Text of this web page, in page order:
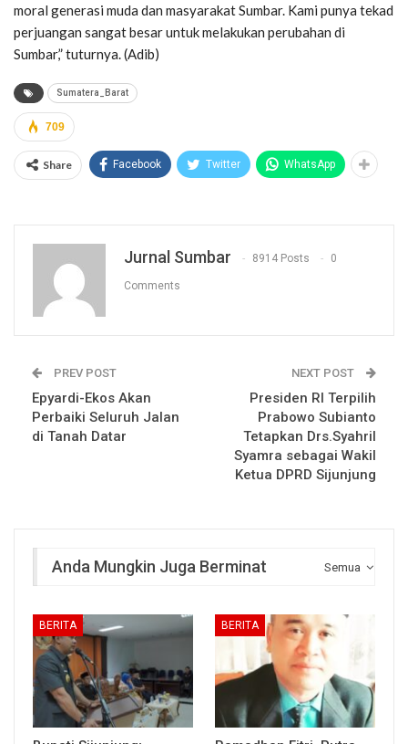
moral generasi muda dan masyarakat Sumbar. Kami punya tekad
perjuangan sangat besar untuk melakukan perubahan di
Sumbar,” tuturnya. (Adib)
Sumatera_Barat
709
Share Facebook Twitter WhatsApp
Jurnal Sumbar 8914 Posts 0
Comments
PREV POST
Epyardi-Ekos Akan
Perbaiki Seluruh Jalan
di Tanah Datar
NEXT POST
Presiden RI Terpilih
Prabowo Subianto
Tetapkan Drs.Syahril
Syamra sebagai Wakil
Ketua DPRD Sijunjung
Semua
Anda Mungkin Juga Berminat
BERITA BERITA